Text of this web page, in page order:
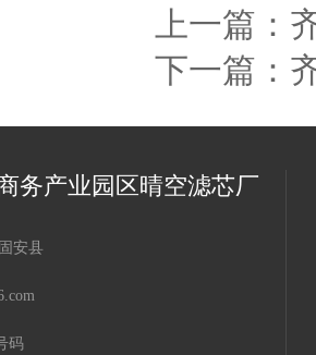
上一篇：
下一篇：
务产业园区晴空滤芯厂
安县
码